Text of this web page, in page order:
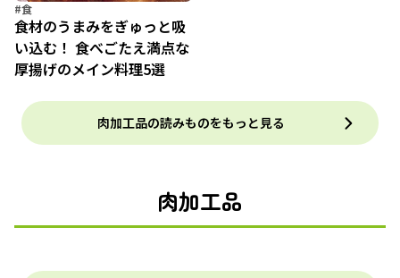
#食
食材のうまみをぎゅっと吸
い込む！ 食べごたえ満点な
厚揚げのメイン料理5選
肉加工品の読みものをもっと見る
肉加工品